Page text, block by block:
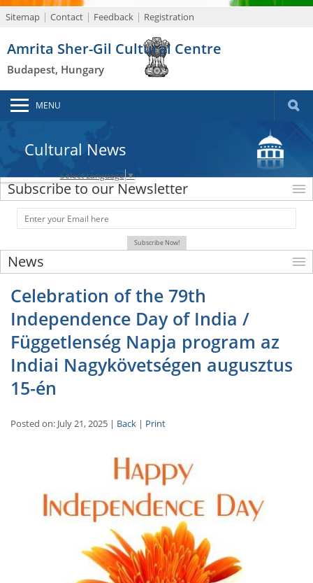
Sitemap Contact Feedback Registration
Amrita Sher-Gil Cultural Centre
Budapest, Hungary
Select Language▼
MENU
Cultural News
Subscribe to our Newsletter
News
Celebration of the 79th
Independence Day of India /
Függetlenség Napja program az
Indiai Nagykövetségen augusztus
15-én
Posted on: July 21, 2025 | Back | Print